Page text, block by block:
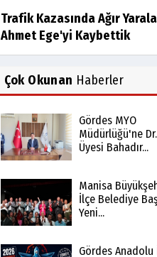
Trafik Kazasında Ağır
Ahmet Ege'yi Kaybettik
Çok Okunan Haberler
Gördes MYO
Müdürlüğü'ne
Üyesi Bahadır...
Manisa
İlçe Belediye
Yeni...
Gördes Anadolu